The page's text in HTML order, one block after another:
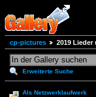
cp-pictures 2019 Lieder
Erweiterte Suche
Als Netzwerklaufwerk